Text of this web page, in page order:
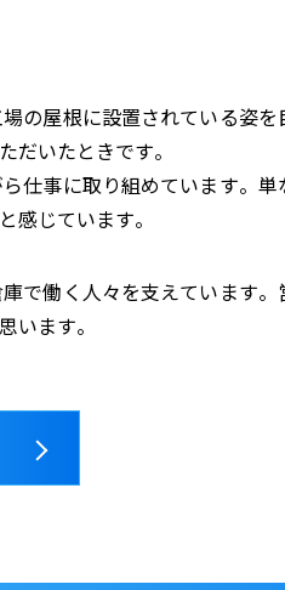
の屋根に設置されている姿を
だいたときです。
仕事に取り組めています。単
感じています。
で働く人々を支えています。
います。